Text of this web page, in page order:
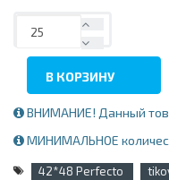
В КОРЗИНУ
ВНИМАНИЕ! Данный
МИНИМАЛЬНОЕ
42*48 Perfecto